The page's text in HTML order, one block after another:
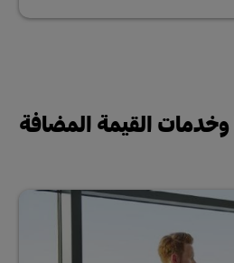
القيمة المضافة